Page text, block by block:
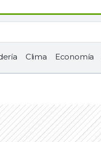
Clima Economía